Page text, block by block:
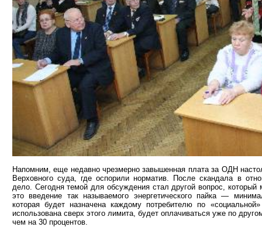
Напомним, еще недавно чрезмерно завышенная плата за ОДН
Верховного суда, где оспорили норматив. После скандала в
дело. Сегодня темой для обсуждения стал другой вопрос,
это введение так называемого энергетического пайка —
которая будет назначена каждому потребителю по
использована сверх этого лимита, будет оплачиваться уже по
чем на 30 процентов.